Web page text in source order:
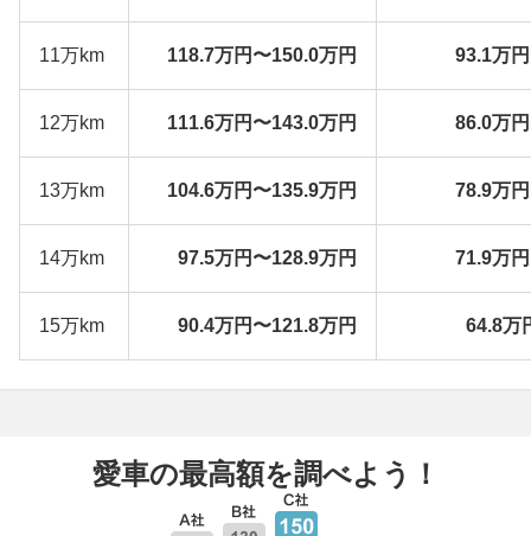
11万km 118.7万円〜150.0万円 93.1万
12万km 111.6万円〜143.0万円 86.0万
13万km 104.6万円〜135.9万円 78.9万
14万km 97.5万円〜128.9万円 71.9万
15万km 90.4万円〜121.8万円 64.8万
愛車の最高額を調べよう！